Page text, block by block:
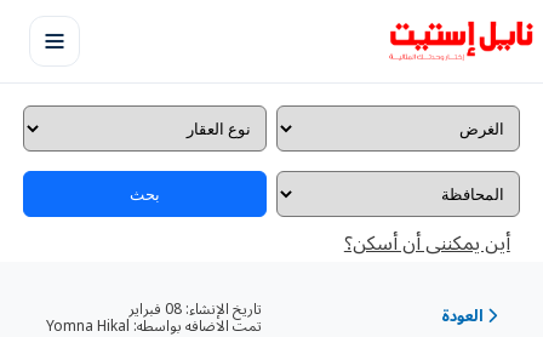
بحث
أين يمكننى أن أسكن؟
العودة تاريخ الإنشاء:
تمت الاضافه بواسطه: Yomna Hikal